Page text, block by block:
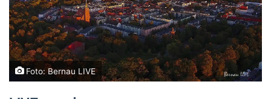
Foto: Bernau LIVE